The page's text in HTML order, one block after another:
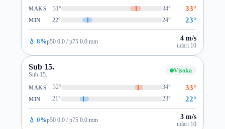
MAKS 31° 34° 33°
MIN 22° 24° 23°
💧 8%p50 0.0 / p75 0.0 mm 4 m/s
udari 10
Sub 15.
Sub 15.
Visoka
MAKS 32° 34° 33°
MIN 21° 23° 22°
💧 0%p50 0.0 / p75 0.0 mm 3 m/s
udari 10